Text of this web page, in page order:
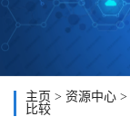
主页 > 资源中心 >
比较